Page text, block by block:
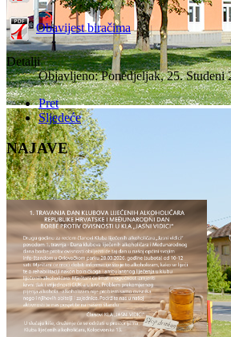
Obavijest biračima
Detalji
Objavljeno: Ponedjeljak, 25. Studeni
Pret
Sljedeće
NAJAVE